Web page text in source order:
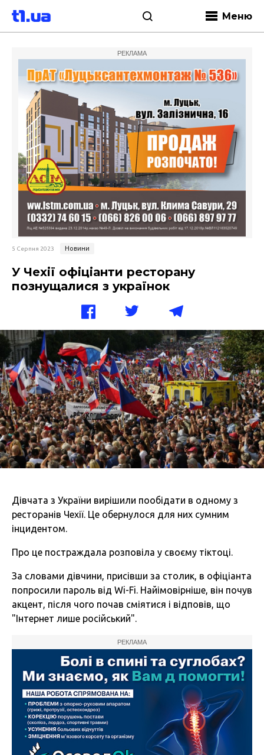
Меню
РЕКЛАМА
5 Серпня 2023 Новини
У Чехії офіціанти ресторану
познущалися з українок
Дівчата з України вирішили пообідати в одному з
ресторанів Чехії. Це обернулося для них сумним
інцидентом.
Про це постраждала розповіла у своєму тіктоці.
За словами дівчини, присівши за столик, в офіціанта
попросили пароль від Wi-Fi. Найімовірніше, він почув
акцент, після чого почав сміятися і відповів, що
"Інтернет лише російський".
РЕКЛАМА